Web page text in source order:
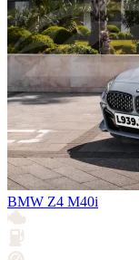
BMW Z4 М40i